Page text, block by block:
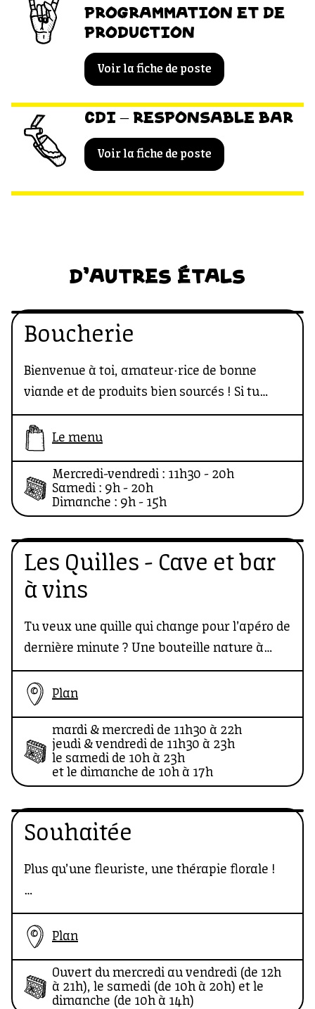
PROGRAMMATION ET DE
PRODUCTION
Voir la fiche de poste
CDI – RESPONSABLE BAR
Voir la fiche de poste
D'AUTRES ÉTALS
Boucherie
Bienvenue à toi, amateur·rice de bonne
viande et de produits bien sourcés ! Si tu
cherches un boucher passionné, engagé et
bon vivant, ne cherche plus : Thibault Noël a
de la bonne bidoche à revendre !
Le menu
Mercredi-vendredi : 11h30 - 20h
Samedi : 9h - 20h
Dimanche : 9h - 15h
Les Quilles - Cave et bar
à vins
Tu veux une quille qui change pour l’apéro de
dernière minute ? Une bouteille nature à
amener chez des potes et faire mouche ? Ou
juste un bar où t’installer tranquille pour
personnalité ? Tu sais où aller !
Plan
mardi & mercredi de 11h30 à 22h
jeudi & vendredi de 11h30 à 23h
le samedi de 10h à 23h
et le dimanche de 10h à 17h
Souhaitée
Plus qu’une fleuriste, une thérapie florale !
Chez Souhaitée, on soigne les coups de mou à
coup de bouquets bien pensés. Souhaitée,
mais aussi une bonne dose de douceur. Que
tu sois là pour un cadeau, un coup de cœur
Plan
Ouvert du mercredi au vendredi (de 12h
à 21h), le samedi (de 10h à 20h) et le
dimanche (de 10h à 14h)